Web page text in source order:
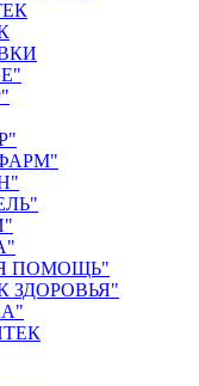
ПОМОЩЬ"
ЗДОРОВЬЯ"